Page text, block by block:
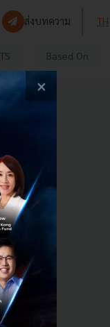
ส่งบทความ TH
Based On
×